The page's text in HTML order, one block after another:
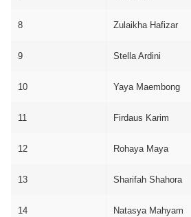
8 Zulaikha Hafizar
9 Stella Ardini
10 Yaya Maembong
11 Firdaus Karim
12 Rohaya Maya
13 Sharifah Shahora
14 Natasya Mahyam